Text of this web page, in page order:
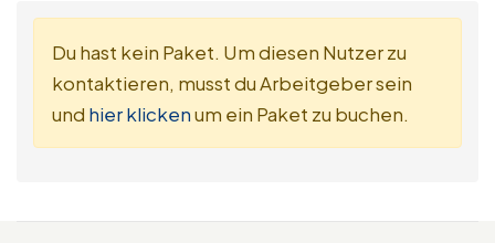
Du hast kein Paket. Um diesen Nutzer zu
kontaktieren, musst du Arbeitgeber sein
und hier klickenum ein Paket zu buchen.